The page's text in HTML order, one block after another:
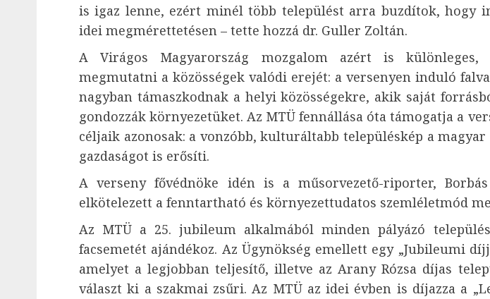
is igaz lenne, ezért minél több települést arra buzdítok, hogy
idei megmérettetésen – tette hozzá dr. Guller Zoltán.
A Virágos Magyarország mozgalom azért is különleges,
megmutatni a közösségek valódi erejét: a versenyen induló
nagyban támaszkodnak a helyi közösségekre, akik saját
gondozzák környezetüket. Az MTÜ fennállása óta támogatja a
céljaik azonosak: a vonzóbb, kulturáltabb településkép a
gazdaságot is erősíti.
A verseny fővédnöke idén is a műsorvezető-riporter,
elkötelezett a fenntartható és környezettudatos szemléletmód
Az MTÜ a 25. jubileum alkalmából minden pályázó
facsemetét ajándékoz. Az Ügynökség emellett egy „Jubileumi
amelyet a legjobban teljesítő, illetve az Arany Rózsa díjas
választ ki a szakmai zsűri. Az MTÜ az idei évben is díjazza a